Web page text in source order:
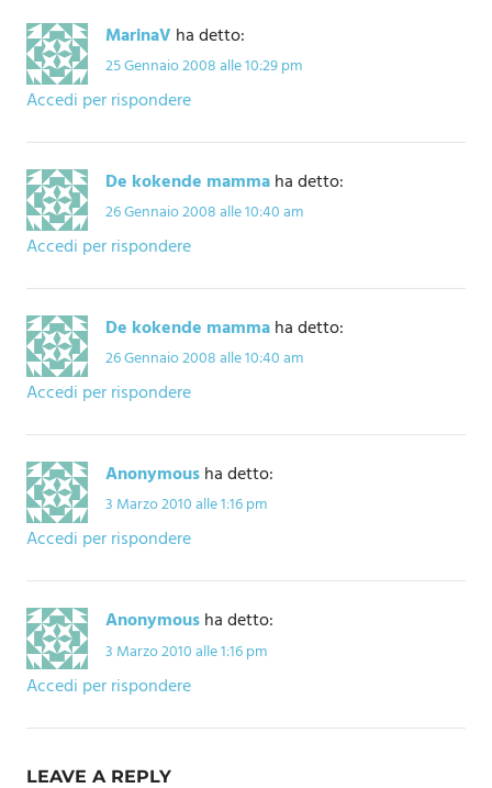
MarinaV ha detto:
25 Gennaio 2008 alle 10:29 pm
Accedi per rispondere
De kokende mammaha detto:
26 Gennaio 2008 alle 10:40 am
Accedi per rispondere
De kokende mammaha detto:
26 Gennaio 2008 alle 10:40 am
Accedi per rispondere
Anonymousha detto:
3 Marzo 2010 alle 1:16 pm
Accedi per rispondere
Anonymousha detto:
3 Marzo 2010 alle 1:16 pm
Accedi per rispondere
LEAVE A REPLY